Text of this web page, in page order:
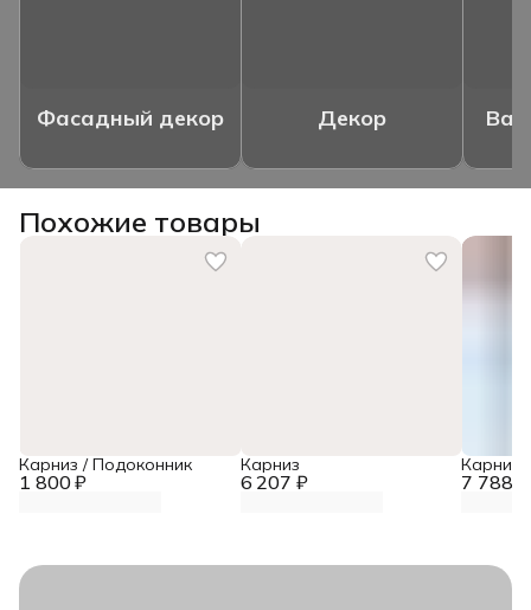
Фасадный декор Декор
Похожие товары
1 800 ₽
Карниз / Подоконник
6 207 ₽
Карниз
7 788 ₽
Карниз